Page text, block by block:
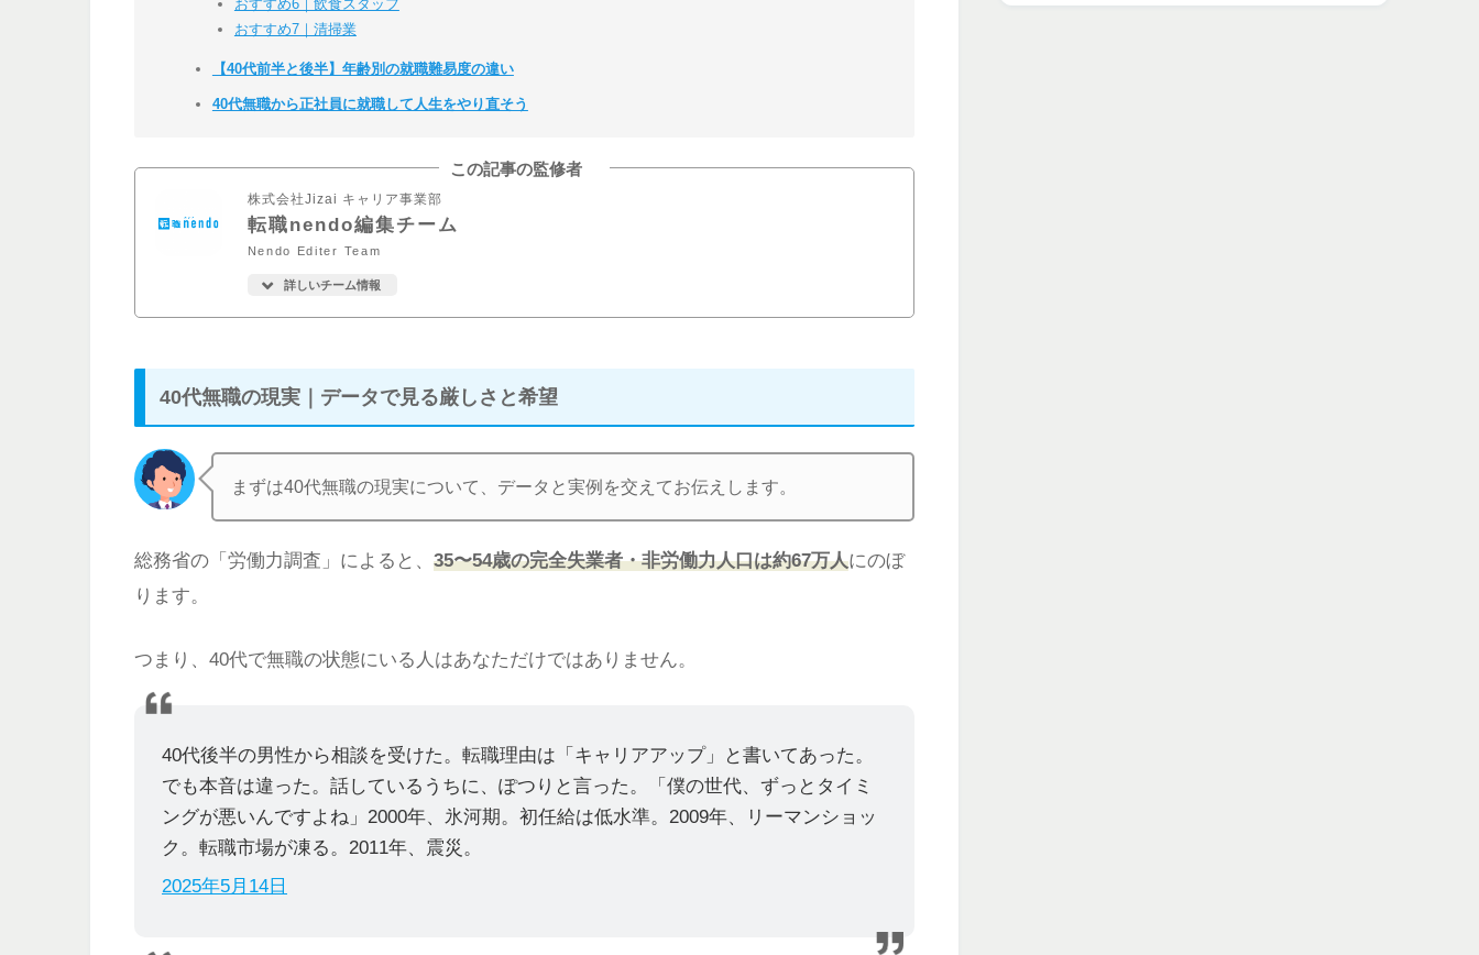
おすすめ6｜飲食スタッフ
おすすめ7｜清掃業
【40代前半と後半】年齢別の就職難易度の違い
40代無職から正社員に就職して人生をやり直そう
この記事の監修者
株式会社Jizai キャリア事業部
転職nendo編集チーム
Nendo Editer Team
詳しいチーム情報
40代無職の現実｜データで見る厳しさと希望
まずは40代無職の現実について、データと実例を交えてお伝えします。
総務省の「労働力調査」によると、 35〜54歳の完全失業者・非労働力人口は約67万人にのぼ
ります。
つまり、40代で無職の状態にいる人はあなただけではありません。
40代後半の男性から相談を受けた。転職理由は「キャリアアップ」と書いてあった。
でも本音は違った。話しているうちに、ぽつりと言った。「僕の世代、ずっとタイミ
ングが悪いんですよね」2000年、氷河期。初任給は低水準。2009年、リーマンショッ
ク。転職市場が凍る。2011年、震災。
2025年5月14日